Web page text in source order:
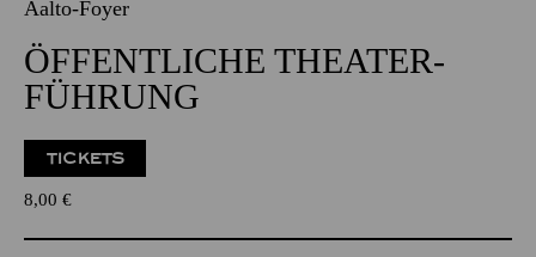
Aalto-Foyer
ÖFFENTLICHE THEATER­
FÜHRUNG
TICKETS
8,00 €